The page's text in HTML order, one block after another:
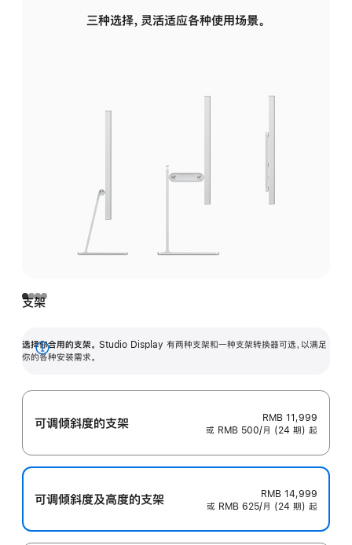
三种选择，灵活适应各种使用场景。
支架
选择你合用的支架。 Studio Display 有两种支架和一种支架转换器可选，以满足
你的各种安装需求。
展
可调倾斜度的支架
RMB 11,999
或 RMB 500/月 (24 期) 起
可调倾斜度及高‍度的支‍架
RMB 14,999
或 RMB 625/月 (24 期) 起